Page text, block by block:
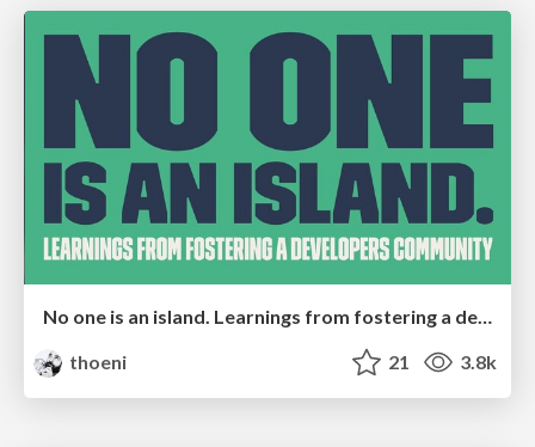
No one is an island. Learnings from fostering a developers community.
thoeni
21 3.8k